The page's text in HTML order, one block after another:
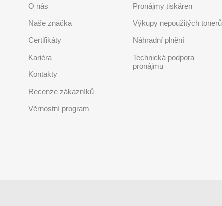
O nás
Naše značka
Certifikáty
Kariéra
Kontakty
Recenze zákazníků
Věrnostní program
Pronájmy tiskáren
Výkupy nepoužitých tonerů
Náhradní plnění
Technická podpora
pronájmu